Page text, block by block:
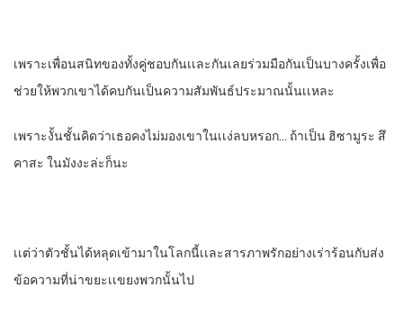
เพราะเพื่อนสนิทของทั้งคู่ชอบกันเเละกันเลยร่วมมือกันเป็นบางครั้งเพื่อ
ช่วยให้พวกเขาได้คบกันเป็นความสัมพันธ์​ประมาณนั้นเเหละ
เพราะงั้นชั้นคิดว่าเธอคงไม่มองเขาในเเง่ลบหรอก… ถ้าเป็น​ ฮิซามูระ​ สึ
คาสะ​ ในมังงะล่ะก็นะ
เเต่ว่าตัวชั้นได้หลุดเข้ามาในโลกนี้เเละสารภาพรักอย่างเร่าร้อนกับส่ง
ข้อความที่น่าขยะเเขยงพวกนั้นไป